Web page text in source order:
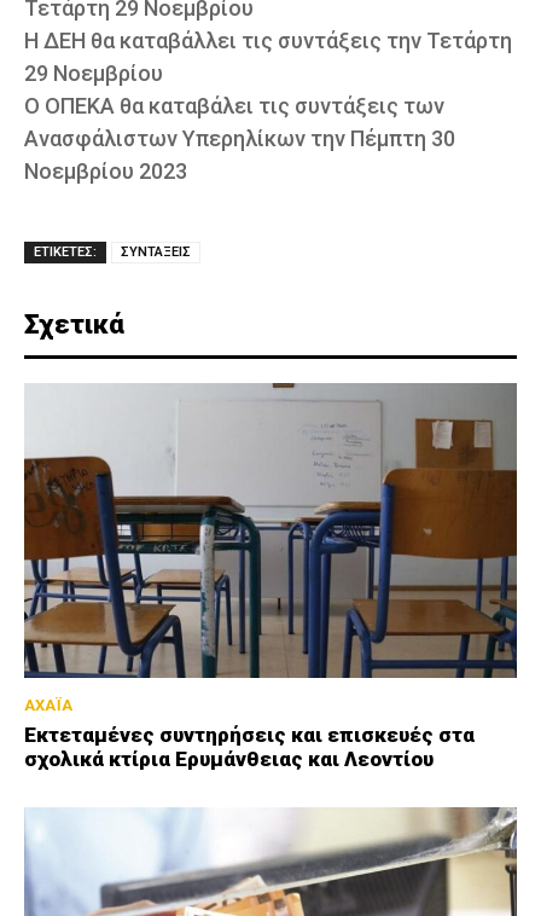
Τετάρτη 29 Νοεμβρίου
Η ΔΕΗ θα καταβάλλει τις συντάξεις την Τετάρτη
29 Νοεμβρίου
Ο ΟΠΕΚΑ θα καταβάλει τις συντάξεις των
Ανασφάλιστων Υπερηλίκων την Πέμπτη 30
Νοεμβρίου 2023
ΕΤΙΚΕΤΕΣ: ΣΥΝΤΑΞΕΙΣ
Σχετικά
ΑΧΑΪΑ
Εκτεταμένες συντηρήσεις και επισκευές στα
σχολικά κτίρια Ερυμάνθειας και Λεοντίου